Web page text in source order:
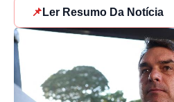
📌 Ler Resumo Da Notícia